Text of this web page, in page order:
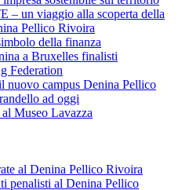
– un viaggio alla scoperta della
Pellico Rivoira
della finanza
a Bruxelles finalisti
Federation
nuovo campus Denina Pellico
ad oggi
Museo Lavazza
al Denina Pellico Rivoira
penalisti al Denina Pellico